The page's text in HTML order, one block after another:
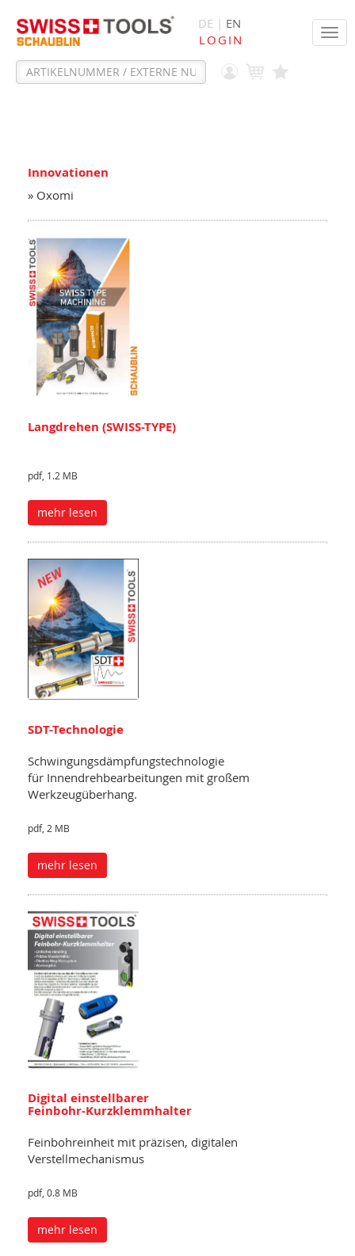
DE | EN
LOGIN
Innovationen
» Oxomi
Langdrehen (SWISS-TYPE)
pdf, 1.2 MB
mehr lesen
SDT-Technologie
Schwingungsdämpfungstechnologie
für Innendrehbearbeitungen mit großem
Werkzeugüberhang.
pdf, 2 MB
mehr lesen
Digital einstellbarer
Feinbohr-Kurzklemmhalter
Feinbohreinheit mit präzisen, digitalen
Verstellmechanismus
pdf, 0.8 MB
mehr lesen